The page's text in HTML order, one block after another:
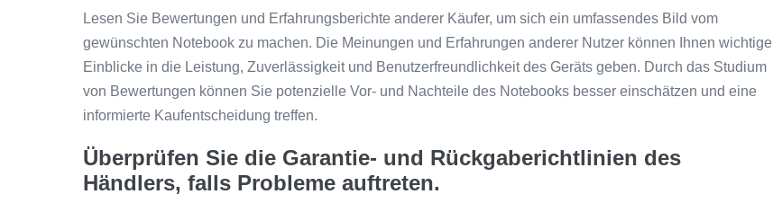
Lesen Sie Bewertungen und Erfahrungsberichte anderer Käufer, um sich ein umfassendes Bild vom
gewünschten Notebook zu machen. Die Meinungen und Erfahrungen anderer Nutzer können Ihnen wichtige
Einblicke in die Leistung, Zuverlässigkeit und Benutzerfreundlichkeit des Geräts geben. Durch das Studium
von Bewertungen können Sie potenzielle Vor- und Nachteile des Notebooks besser einschätzen und eine
informierte Kaufentscheidung treffen.
Überprüfen Sie die Garantie- und Rückgaberichtlinien des
Händlers, falls Probleme auftreten.